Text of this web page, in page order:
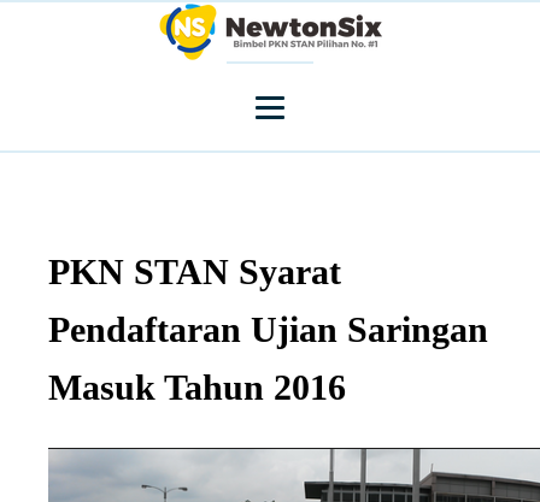
PKN STAN Syarat
Pendaftaran Ujian Saringan
Masuk Tahun 2016